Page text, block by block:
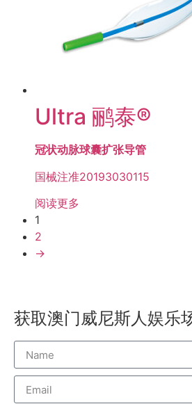
Ultra 鹂泰®
冠状动脉球囊扩张导管
国械注准20193030115
阅读更多
1
2
→
获取澳门威尼斯人娱乐